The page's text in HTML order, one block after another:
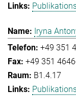
Iryna
+49 351
+49 351
B1.4.17